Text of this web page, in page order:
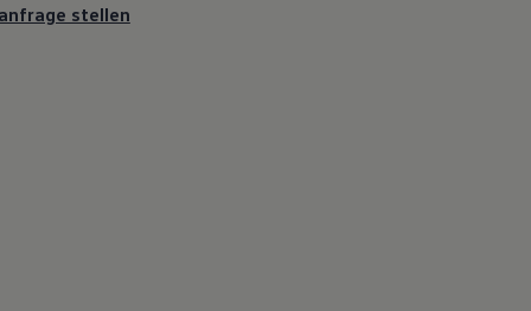
stellen